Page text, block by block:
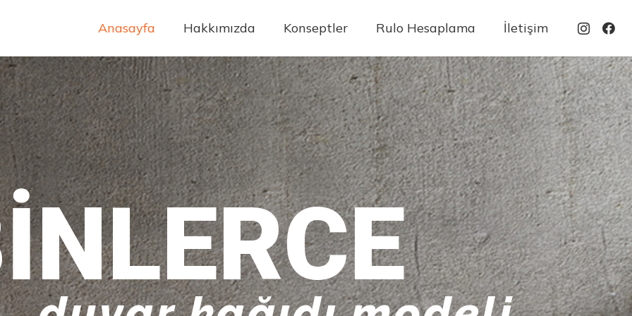
Anasayfa Hakkımızda Konseptler Rulo Hesaplama İletişim